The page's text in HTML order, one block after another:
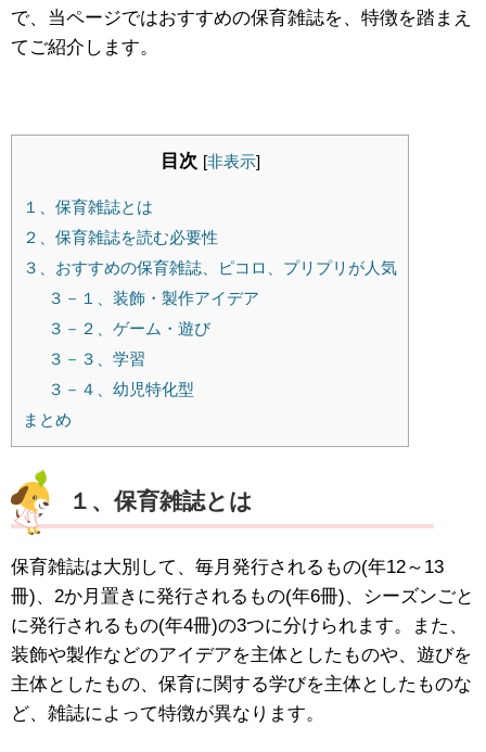
で、当ページではおすすめの保育雑誌を、特徴を踏まえ
てご紹介します。
目次 [非表示]
１、保育雑誌とは
２、保育雑誌を読む必要性
３、おすすめの保育雑誌、ピコロ、プリプリが人気
３－１、装飾・製作アイデア
３－２、ゲーム・遊び
３－３、学習
３－４、幼児特化型
まとめ
１、保育雑誌とは
保育雑誌は大別して、毎月発行されるもの(年12～13
冊)、2か月置きに発行されるもの(年6冊)、シーズンごと
に発行されるもの(年4冊)の3つに分けられます。また、
装飾や製作などのアイデアを主体としたものや、遊びを
主体としたもの、保育に関する学びを主体としたものな
ど、雑誌によって特徴が異なります。